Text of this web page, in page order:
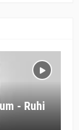
- Ruhi